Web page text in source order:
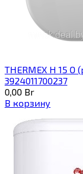
THERMEX H 15
3924011700237
0,00 Br
В корзину